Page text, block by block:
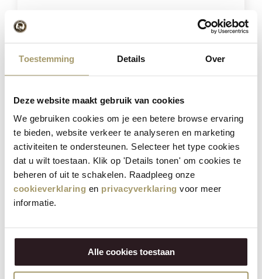
Toestemming Details Over
Deze website maakt gebruik van cookies
We gebruiken cookies om je een betere browse ervaring
te bieden, website verkeer te analyseren en marketing
activiteiten te ondersteunen. Selecteer het type cookies
dat u wilt toestaan. Klik op 'Details tonen' om cookies te
beheren of uit te schakelen. Raadpleeg onze
cookieverklaring en privacyverklaring voor meer
informatie.
Alle cookies toestaan
Henri Willig Fromage de Vache à la Noix de
Coco 380 grammes
OPTIONS